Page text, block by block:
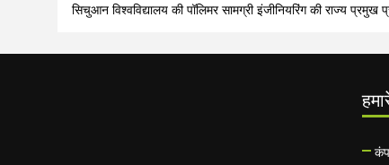
सिचुआन विश्वविद्यालय की पॉलिमर सामग्री इंजीनियरिंग की राज्य प्रमुख